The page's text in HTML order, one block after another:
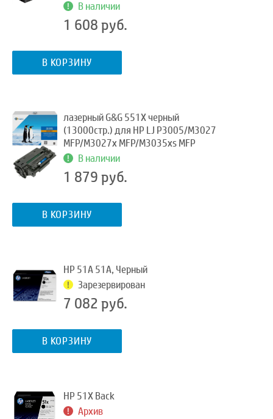
В наличии
1 608 руб.
В КОРЗИНУ
лазерный G&G 551X черный
(13000стр.) для HP LJ P3005/M3027
MFP/M3027x MFP/M3035xs MFP
В наличии
1 879 руб.
В КОРЗИНУ
HP 51A 51A, Черный
Зарезервирован
7 082 руб.
В КОРЗИНУ
HP 51X Back
Архив